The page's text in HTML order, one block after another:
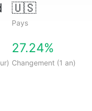
🇺🇸
Pays
27.24%
Changement (1 an)